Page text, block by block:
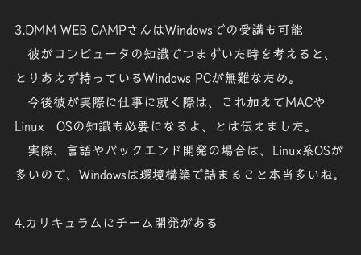
3.DMM WEB CAMPさんはWindowsでの受講も可能
彼がコンピュータの知識でつまずいた時を考えると、
とりあえず持っているWindows PCが無難なため。
今後彼が実際に仕事に就く際は、これ加えてMACや
Linux OSの知識も必要になるよ、とは伝えました。
実際、言語やバックエンド開発の場合は、Linux系OSが
多いので、Windowsは環境構築で詰まること本当多いね。
4.カリキュラムにチーム開発がある